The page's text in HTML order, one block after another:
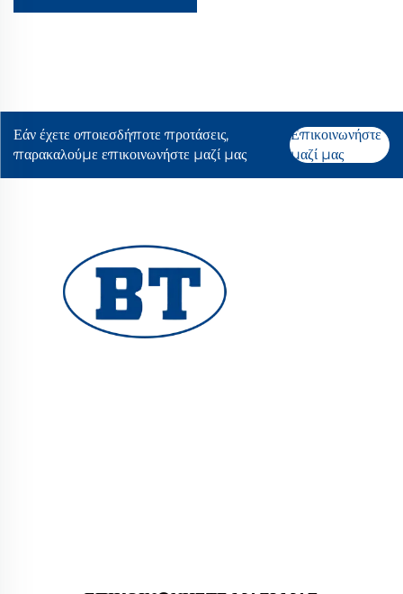
Εάν έχετε οποιεσδήποτε προτάσεις,
παρακαλούμε επικοινωνήστε μαζί μας
Επικοινωνήστε
μαζί μας